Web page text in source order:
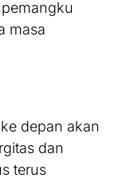
masa
depan akan
dan
terus